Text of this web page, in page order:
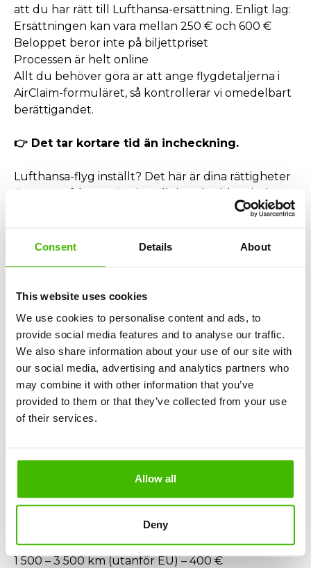
Consent Details About
This website uses cookies
We use cookies to personalise content and ads, to
provide social media features and to analyse our traffic.
We also share information about your use of our site with
our social media, advertising and analytics partners who
may combine it with other information that you’ve
provided to them or that they’ve collected from your use
of their services.
Allow all
Deny
att du har rätt till Lufthansa-ersättning. Enligt lag:
Ersättningen kan vara mellan 250 € och 600 €
Beloppet beror inte på biljettpriset
Processen är helt online
Allt du behöver göra är att ange flygdetaljerna i
AirClaim-formuläret, så kontrollerar vi omedelbart
berättigandet.
👉 Det tar kortare tid än incheckning.
Lufthansa-flyg inställt? Det här är dina rättigheter
Om en Lufthansa-flyginställning skedde mindre än
Lufthansa-ersättning på upp till 600 €
Återbetalning av biljetten eller
ersättning om du kom fram till destinationen med
Du informerades sent om inställningen
Det alternativa flyget anlände mycket senare
Det inte fanns verkliga extraordinära
omständigheter (extremt väder, ATC osv.)
Flyget avgick från en EU-flygplats (inklusive
Eller anlände till EU och opererades av Lufthansa
Ersättningsvärde beroende på distans:
Upp till 1 500 km – 250 €
Över 1 500 km inom EU – 400 €
1 500 – 3 500 km (utanför EU) – 400 €